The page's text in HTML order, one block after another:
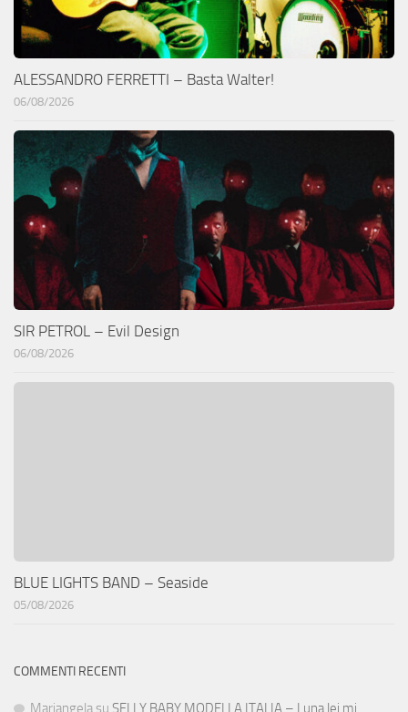
ALESSANDRO FERRETTI – Basta Walter!
06/08/2026
SIR PETROL – Evil Design
06/08/2026
BLUE LIGHTS BAND – Seaside
05/08/2026
COMMENTI RECENTI
Mariangela su SELLY BABY MODELLA ITALIA – Luna lei mi